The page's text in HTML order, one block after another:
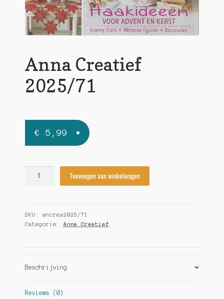
Anna Creatief
2025/71
€ 5,99
Toevoegen aan winkelwagen
SKU: ancrea2025/71
Categorie: Anna Creatief
Beschrijving
Reviews (0)